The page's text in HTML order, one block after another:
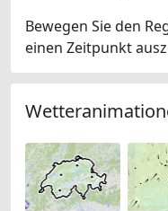
Bewegen Sie den
einen Zeitpunkt